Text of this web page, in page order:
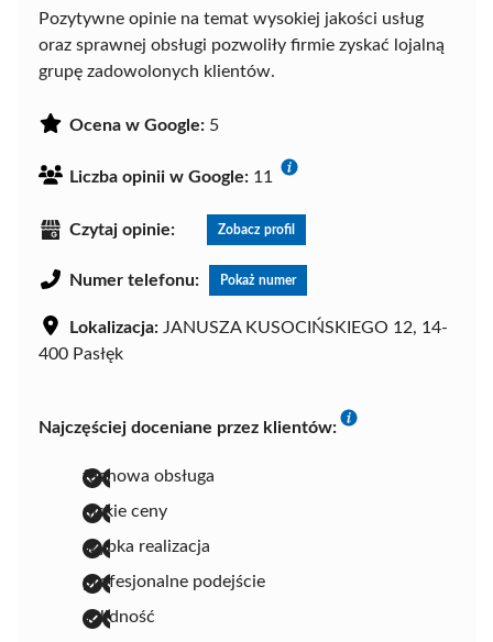
Pozytywne opinie na temat wysokiej jakości usług
oraz sprawnej obsługi pozwoliły firmie zyskać lojalną
grupę zadowolonych klientów.
Ocena w Google: 5
Liczba opinii w Google: 11
Czytaj opinie: Zobacz profil
Numer telefonu: Pokaż numer
Lokalizacja: JANUSZA KUSOCIŃSKIEGO 12, 14-
400 Pasłęk
Najczęściej doceniane przez klientów:
fachowa obsługa
niskie ceny
szybka realizacja
profesjonalne podejście
solidność